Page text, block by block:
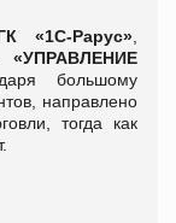
«1С-Рарус»
«УПРАВЛЕНИЕ
большому
направлено
тогда как